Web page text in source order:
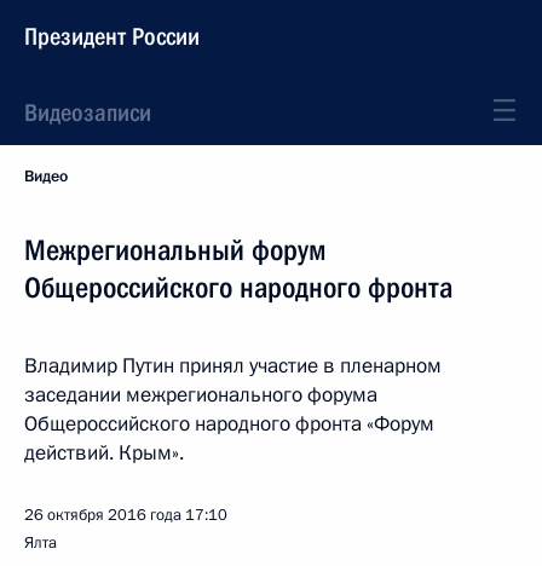
Президент России
Видеозаписи
Видео
Межрегиональный форум
Общероссийского народного фронта
Владимир Путин принял участие в пленарном
заседании межрегионального форума
Общероссийского народного фронта «Форум
действий. Крым».
26 октября 2016 года 17:10
Ялта